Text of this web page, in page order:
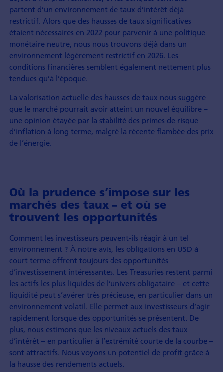
partent d’un environnement de taux d’intérêt déjà
restrictif. Alors que des hausses de taux significatives
étaient nécessaires en 2022 pour parvenir à une politique
monétaire neutre, nous nous trouvons déjà dans un
environnement légèrement restrictif en 2026. Les
conditions financières semblent également nettement plus
tendues qu’à l’époque.
La valorisation actuelle des hausses de taux nous suggère
que le marché pourrait avoir atteint un nouvel équilibre –
une opinion étayée par la stabilité des primes de risque
d’inflation à long terme, malgré la récente flambée des prix
de l’énergie.
Où la prudence s’impose sur les
marchés des taux – et où se
trouvent les opportunités
Comment les investisseurs peuvent-ils réagir à un tel
environnement ? À notre avis, les obligations en USD à
court terme offrent toujours des opportunités
d’investissement intéressantes. Les Treasuries restent parmi
les actifs les plus liquides de l’univers obligataire – et cette
liquidité peut s’avérer très précieuse, en particulier dans un
environnement volatil. Elle permet aux investisseurs d’agir
rapidement lorsque des opportunités se présentent. De
plus, nous estimons que les niveaux actuels des taux
d’intérêt – en particulier à l’extrémité courte de la courbe –
sont attractifs. Nous voyons un potentiel de profit grâce à
la hausse des rendements actuels.